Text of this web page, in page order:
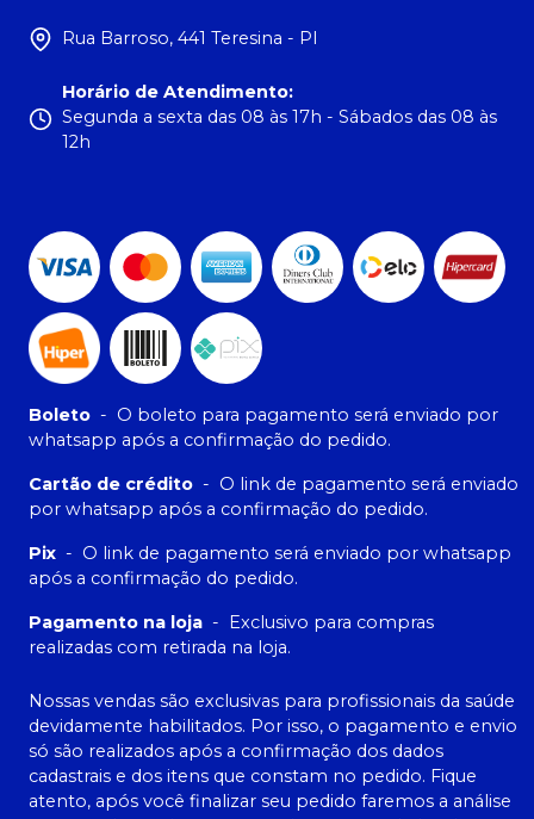
Rua Barroso, 441 Teresina - PI
Horário de Atendimento:
Segunda a sexta das 08 às 17h - Sábados das 08 às
12h
Boleto - O boleto para pagamento será enviado por
whatsapp após a confirmação do pedido.
Cartão de crédito - O link de pagamento será enviado
por whatsapp após a confirmação do pedido.
Pix - O link de pagamento será enviado por whatsapp
após a confirmação do pedido.
Pagamento na loja -
Exclusivo para compras
realizadas com retirada na loja.
Nossas vendas são exclusivas para profissionais da saúde
devidamente habilitados. Por isso, o pagamento e envio
só são realizados após a confirmação dos dados
cadastrais e dos itens que constam no pedido. Fique
atento, após você finalizar seu pedido faremos a análise